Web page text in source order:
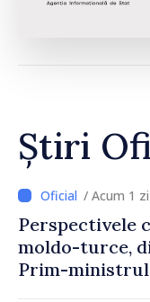
Știri
/ Acum 1 zi
Perspectivele
moldo-turce,
Prim-ministrul